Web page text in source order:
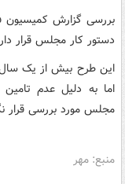
بررسی گزارش کمیسیون
دستور کار مجلس قرار
این طرح بیش از یک
اما به دلیل عدم
مجلس مورد بررسی قرار
منبع: مهر